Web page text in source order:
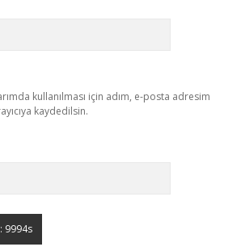
kullanılması için adım, e-posta adresim
kaydedilsin.